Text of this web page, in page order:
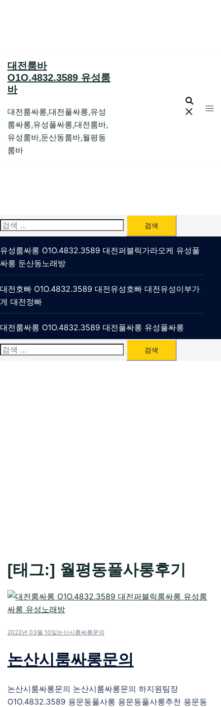
대전룸바
O1O.4832.3589 유성룸
바
대전룸싸롱,대전풀싸롱,유성
룸싸롱,유성풀싸롱,대전룸바,
유성룸바,둔산동룸바,월평동
룸바
검
색:
유성룸싸롱 O1O.4832.3589 대전퍼블릭가라오케 유성풀
싸롱 둔산동노래방
대전호빠 O1O.4832.3589 대전유성호빠 대전유성이부가
게 대전정빠
대전룸싸롱 O1O.4832.3589 대전풀싸롱 유성풀싸롱
검
[태그:] 월평동풀사롱후기
2022년 03월 10일 논산시룸싸롱문의
논산시룸싸롱문의
논산시룸싸롱문의 논산시룸싸롱문의 하지원팀장
O1O.4832.3589 용문동풀사롱 용문동풀사롱추천 용문동